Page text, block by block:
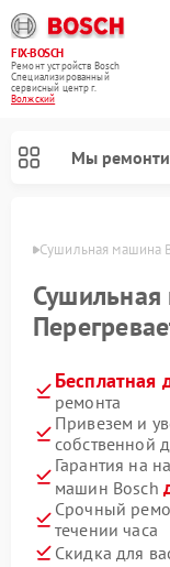
FIX-BOSCH
Ремонт устройств Bosch
Специализированный
cервисный центр г.
Волжский
Мы
Сушильная машина
Бесплатная
ремонта
Привезем и
собственной
Гарантия на
машин Bosch
Срочный
течении часа
Скидка для